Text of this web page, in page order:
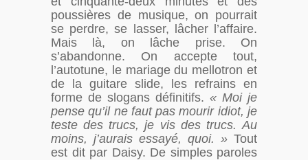
poussières de musique, on pourrait
se perdre, se lasser, lâcher l’affaire.
Mais là, on lâche prise. On
s’abandonne. On accepte tout,
l’autotune, le mariage du mellotron et
de la guitare slide, les refrains en
forme de slogans définitifs. « Moi je
pense qu’il ne faut pas mourir idiot, je
teste des trucs, je vis des trucs. Au
moins, j’aurais essayé, quoi. » Tout
est dit par Daisy. De simples paroles